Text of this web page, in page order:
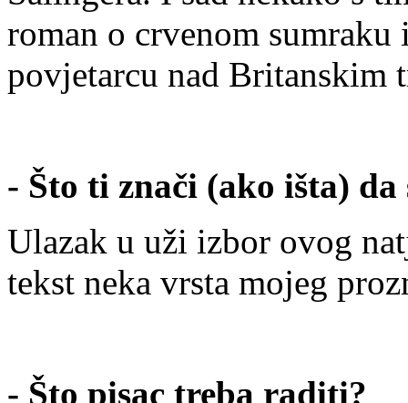
roman o crvenom
povjetarcu nad Britanskim
- Što ti znači (ako išta)
Ulazak u uži izbor ovog
tekst neka vrsta mojeg
- Što pisac treba raditi?